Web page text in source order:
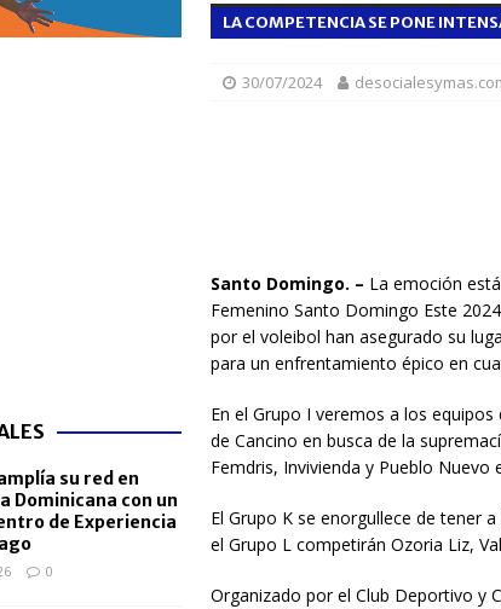
Santo Domingo celebra 528 años con balance de obras
Amistad 2026 llevará atención médica gratuita y capacitación
Migración somete a la justicia a hombre acusado de agredir
LA COMPETENCIA SE PONE
30/07/2024
Santo Domingo. – La emoción
Femenino Santo Domingo Este
por el voleibol han asegurado su
para un enfrentamiento épico en
En el Grupo I veremos a los equipos
de Cancino en busca de la
Femdris, Invivienda y Pueblo Nuevo
El Grupo K se enorgullece de tener
el Grupo L competirán Ozoria Liz,
Organizado por el Club Deportivo y
su red en
Dominicana con un
de Experiencia
0